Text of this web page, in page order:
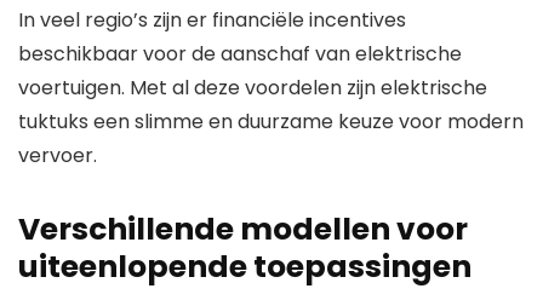
In veel regio’s zijn er financiële incentives
beschikbaar voor de aanschaf van elektrische
voertuigen. Met al deze voordelen zijn elektrische
tuktuks een slimme en duurzame keuze voor modern
vervoer.
Verschillende modellen voor
uiteenlopende toepassingen